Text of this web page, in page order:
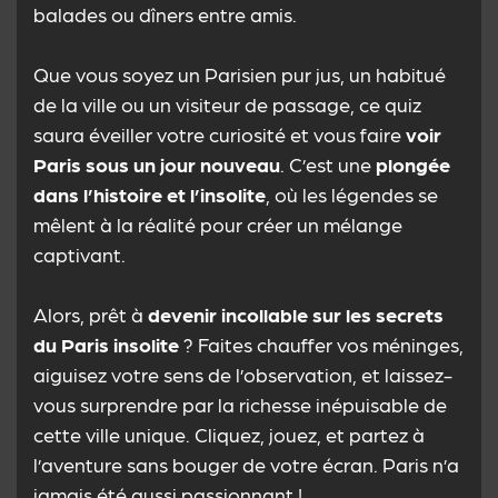
Anecdotes : Devenez
Incollable sur la Ville
Lumière
Au-delà des grands événements,l’histoire de
Paris
est un trésor d’anecdotes insolites et de
secrets de Paris qui ne demandent qu’à être
découverts. Saviez-vous, par exemple, que les
millions de Parisiens, transférés des cimetières
surpeuplés à la fin du XVIIIe siècle ? Ou que le
Pont-Neuf est, paradoxalement, le plus ancien
pont de Paris encore debout ? Chaque quartier
a ses légendes. Montmartre, avec sa butte et
son Sacré-Cœur, fut le berceau de l’art
moderne, où Picasso et Modigliani ont
a à vous révéler !
balades ou dîners entre amis.
Que vous soyez un Parisien pur jus, un habitué
de la ville ou un visiteur de passage, ce quiz
saura éveiller votre curiosité et vous fairevoir
Paris sous un jour nouveau. C’est une plongée
dans l’histoire et l’insolite , où les légendes se
mêlent à la réalité pour créer un mélange
captivant.
Alors, prêt à devenir incollable sur les secrets
du Paris insolite? Faites chauffer vos méninges,
aiguisez votre sens de l’observation, et laissez-
vous surprendre par la richesse inépuisable de
cette ville unique. Cliquez, jouez, et partez à
l’aventure sans bouger de votre écran. Paris n’a